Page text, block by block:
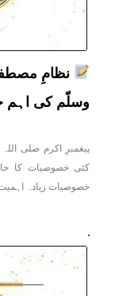
نظامِ
وسلّم کی اہم
پیغمبرِ اکرم صلی
کئی خصوصیات کا
خصوصیات زیادہ